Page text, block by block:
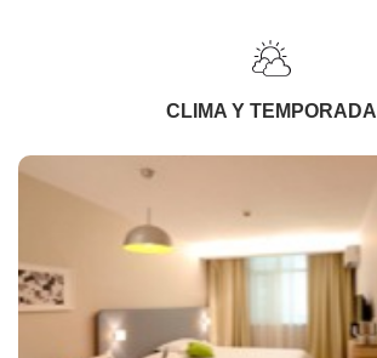
CLIMA Y TEMPORADA